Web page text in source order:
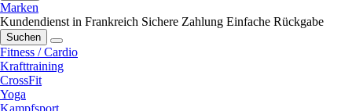
Marken
Kundendienst in Frankreich Sichere Zahlung Einfache Rückgabe
Suchen
Fitness / Cardio
Krafttraining
CrossFit
Yoga